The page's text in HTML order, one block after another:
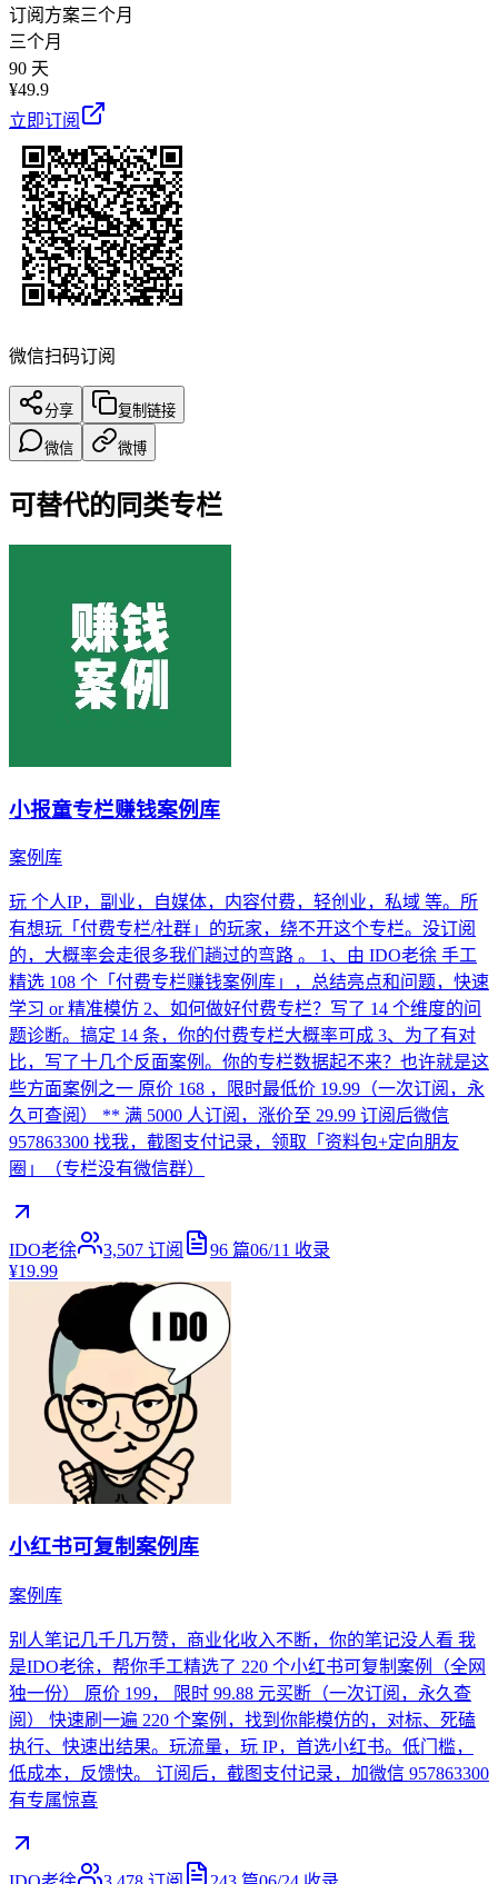
订阅方案三个月
三个月
90 天
¥49.9
立即订阅
微信扫码订阅
分享 复制链接
微信 微博
可替代的同类专栏
小报童专栏赚钱案例库
案例库
玩 个人IP，副业，自媒体，内容付费，轻创业，私域 等。所
有想玩「付费专栏/社群」的玩家，绕不开这个专栏。没订阅
的，大概率会走很多我们趟过的弯路 。 1、由 IDO老徐 手工
精选 108 个「付费专栏赚钱案例库」，总结亮点和问题，快速
学习 or 精准模仿 2、如何做好付费专栏？写了 14 个维度的问
题诊断。搞定 14 条，你的付费专栏大概率可成 3、为了有对
比，写了十几个反面案例。你的专栏数据起不来？也许就是这
些方面案例之一 原价 168 ，限时最低价 19.99（一次订阅，永
久可查阅） ** 满 5000 人订阅，涨价至 29.99 订阅后微信
957863300 找我，截图支付记录，领取「资料包+定向朋友
圈」（专栏没有微信群）
IDO老徐 3,507 订阅 96 篇06/11 收录
¥19.99
小红书可复制案例库
案例库
别人笔记几千几万赞，商业化收入不断，你的笔记没人看 我
是IDO老徐，帮你手工精选了 220 个小红书可复制案例（全网
独一份） 原价 199， 限时 99.88 元买断（一次订阅，永久查
阅） 快速刷一遍 220 个案例，找到你能模仿的，对标、死磕
执行、快速出结果。玩流量，玩 IP，首选小红书。低门槛，
低成本，反馈快。 订阅后，截图支付记录，加微信 957863300
有专属惊喜